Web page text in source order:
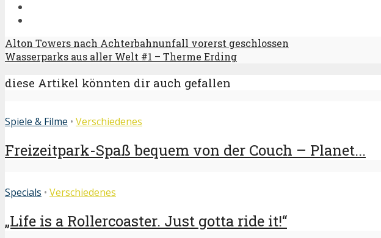
Alton Towers nach Achterbahnunfall vorerst geschlossen
Wasserparks aus aller Welt #1 – Therme Erding
diese Artikel könnten dir auch gefallen
Spiele & Filme • Verschiedenes
Freizeitpark-Spaß bequem von der Couch – Planet...
Specials • Verschiedenes
„Life is a Rollercoaster. Just gotta ride it!“